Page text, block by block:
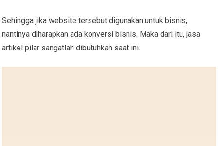
Sehingga jika website tersebut digunakan untuk bisnis,
nantinya diharapkan ada konversi bisnis. Maka dari itu, jasa
artikel pilar sangatlah dibutuhkan saat ini.